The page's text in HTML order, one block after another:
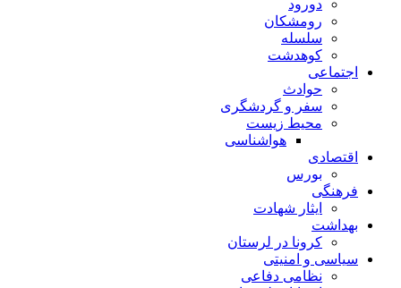
دورود
رومشکان
سلسله
کوهدشت
اجتماعی
حوادث
سفر و گردشگری
محیط زیست
هواشناسی
اقتصادی
بورس
فرهنگی
ایثار شهادت
بهداشت
کرونا در لرستان
سیاسی و امنیتی
نظامی دفاعی